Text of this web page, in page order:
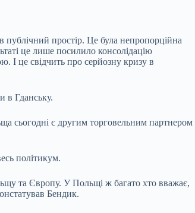
простір. Це була непропорційна
це лише посилило консолідацію
І це свідчить про серйозну кризу в
в Гданську.
сьогодні є другим торговельним партнером
політикум.
та Європу. У Польщі ж багато хто вважає,
Бендик.